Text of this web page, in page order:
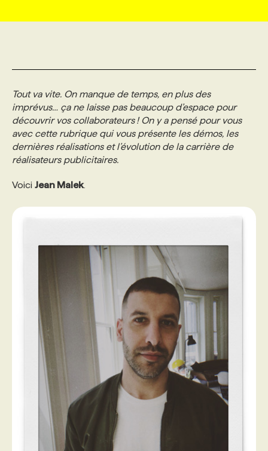
AFFAIRES DE L'INDUSTRIE
INITIATIVES NUMÉRIQUES
PRIX ET DISTINCTIONS
TENDANCES
WEB & MÉDIAS SOCIAUX
MARKETING DURABLE
GEO/SEO
ÉVÉNEMENTIEL
INFOLETTRE PUBLICITÉ
ANNONCEZ AVEC NOUS
CONSULTER LA CVTHÈQUE
PROFIL ENTREPRISE
FAQ
ANNONCEZ AVEC NOUS
VOIR LES OFFRES
PROFIL CANDIDAT
FAQ
ANNONCEZ AVEC NOUS
NOS FORMATIONS EN LIGNE
NOS PARCOURS DE FORMATIONS
FORMATIONS PERSONNALISÉES
NOS FORMATEUR‧RICES
NOS TARIFS
PROGRAMMES DE SUBVENTIONS
FAQ
ANNONCEZ AVEC NOUS
CHASSE DE TÊTE
SERVICE DE CHASSE DE TÊTE
NOS TARIFS
NOS EXPERTISES
ANNONCEZ AVEC NOUS
Tout va vite. On manque de temps, en plus des
imprévus… ça ne laisse pas beaucoup d’espace pour
découvrir vos collaborateurs ! On y a pensé pour vous
avec cette rubrique qui vous présente les démos, les
dernières réalisations et l’évolution de la carrière de
réalisateurs publicitaires.
Voici Jean Malek.